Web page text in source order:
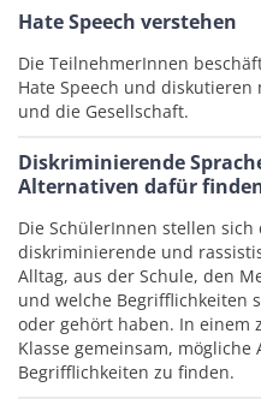
Hate Speech verstehen
Die TeilnehmerInnen
Hate Speech und diskutieren
und die Gesellschaft.
Diskriminierende
Alternativen dafür
Die SchülerInnen stellen
diskriminierende und
Alltag, aus der Schule, den
und welche Begrifflichkeiten
oder gehört haben. In einem
Klasse gemeinsam,
Begrifflichkeiten zu finden.